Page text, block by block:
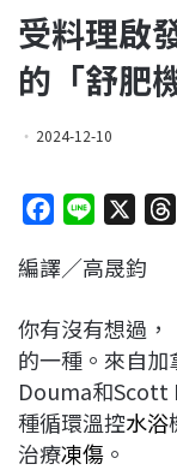
受料理啟
的「舒肥
2024-12-10
c
b
o
o
k
n
編譯／高晟鈞
你有沒有想過，
的一種。來自
Douma和Scott
種循環溫控水浴
治療凍傷 。